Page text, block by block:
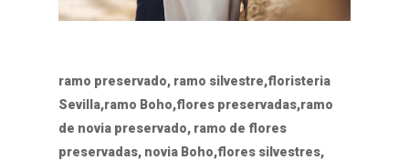
ramo preservado, ramo silvestre,floristeria
Sevilla,ramo Boho,flores preservadas,ramo
de novia preservado, ramo de flores
preservadas, novia Boho,flores silvestres,